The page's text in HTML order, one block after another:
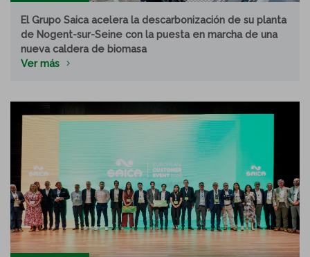
El Grupo Saica acelera la descarbonización de su planta
de Nogent-sur-Seine con la puesta en marcha de una
nueva caldera de biomasa
Ver más